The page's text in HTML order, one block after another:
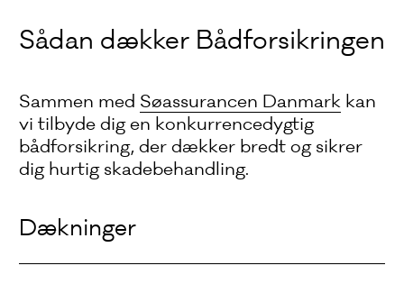
Sådan dækker Bådforsikringen
Sammen med Søassurancen Danmark kan
vi tilbyde dig en konkurrencedygtig
bådforsikring, der dækker bredt og sikrer
dig hurtig skadebehandling.
Dækninger